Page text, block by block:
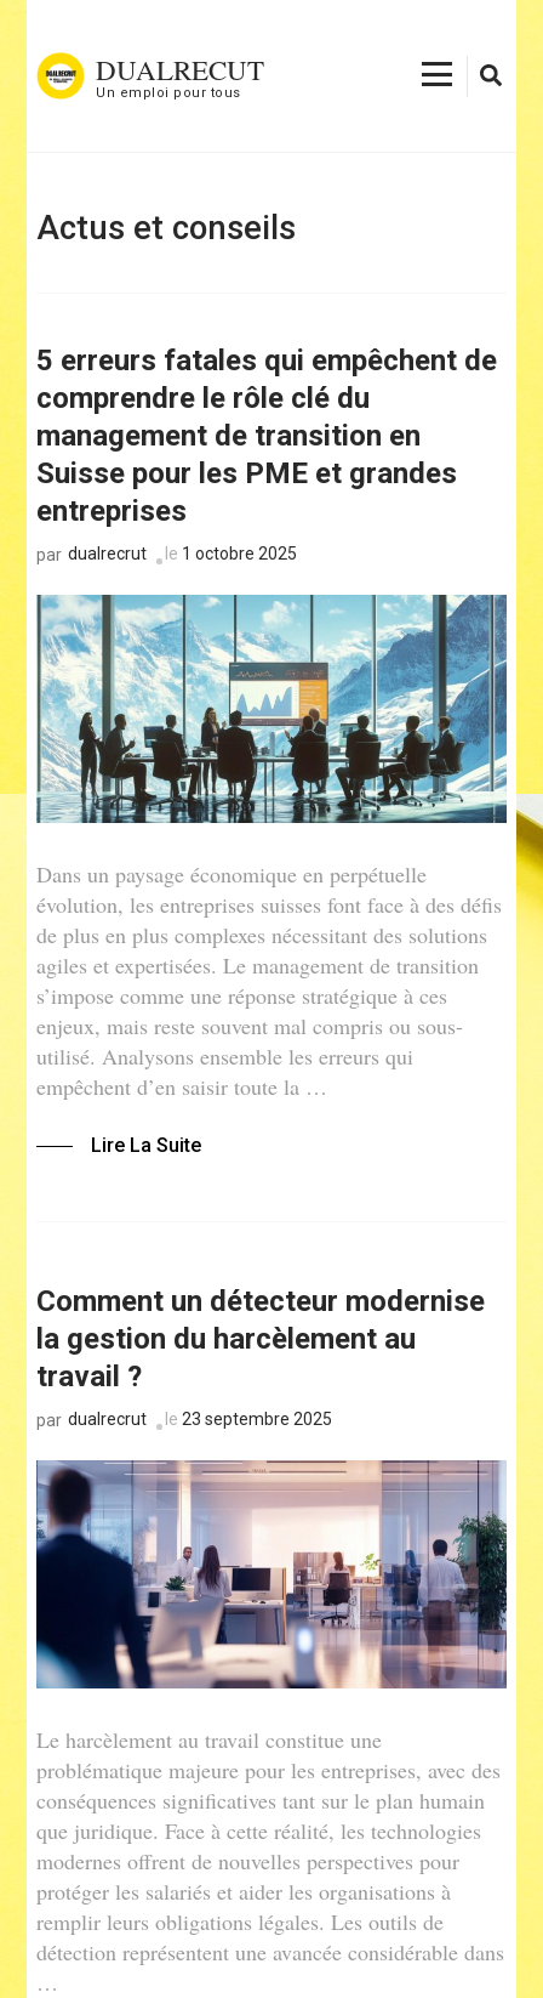
contenu
(Pressez
DUALRECUT
Un emploi pour tous
Actus et conseils
5 erreurs fatales qui empêchent de
comprendre le rôle clé du
management de transition en
Suisse pour les PME et grandes
entreprises
par dualrecrut le 1 octobre 2025
Dans un paysage économique en perpétuelle
évolution, les entreprises suisses font face à des défis
de plus en plus complexes nécessitant des solutions
agiles et expertisées. Le management de transition
s’impose comme une réponse stratégique à ces
enjeux, mais reste souvent mal compris ou sous-
utilisé. Analysons ensemble les erreurs qui
empêchent d’en saisir toute la …
Lire La Suite
Comment un détecteur modernise
la gestion du harcèlement au
travail ?
par dualrecrut le23 septembre 2025
Le harcèlement au travail constitue une
problématique majeure pour les entreprises, avec des
conséquences significatives tant sur le plan humain
que juridique. Face à cette réalité, les technologies
modernes offrent de nouvelles perspectives pour
protéger les salariés et aider les organisations à
remplir leurs obligations légales. Les outils de
détection représentent une avancée considérable dans
…